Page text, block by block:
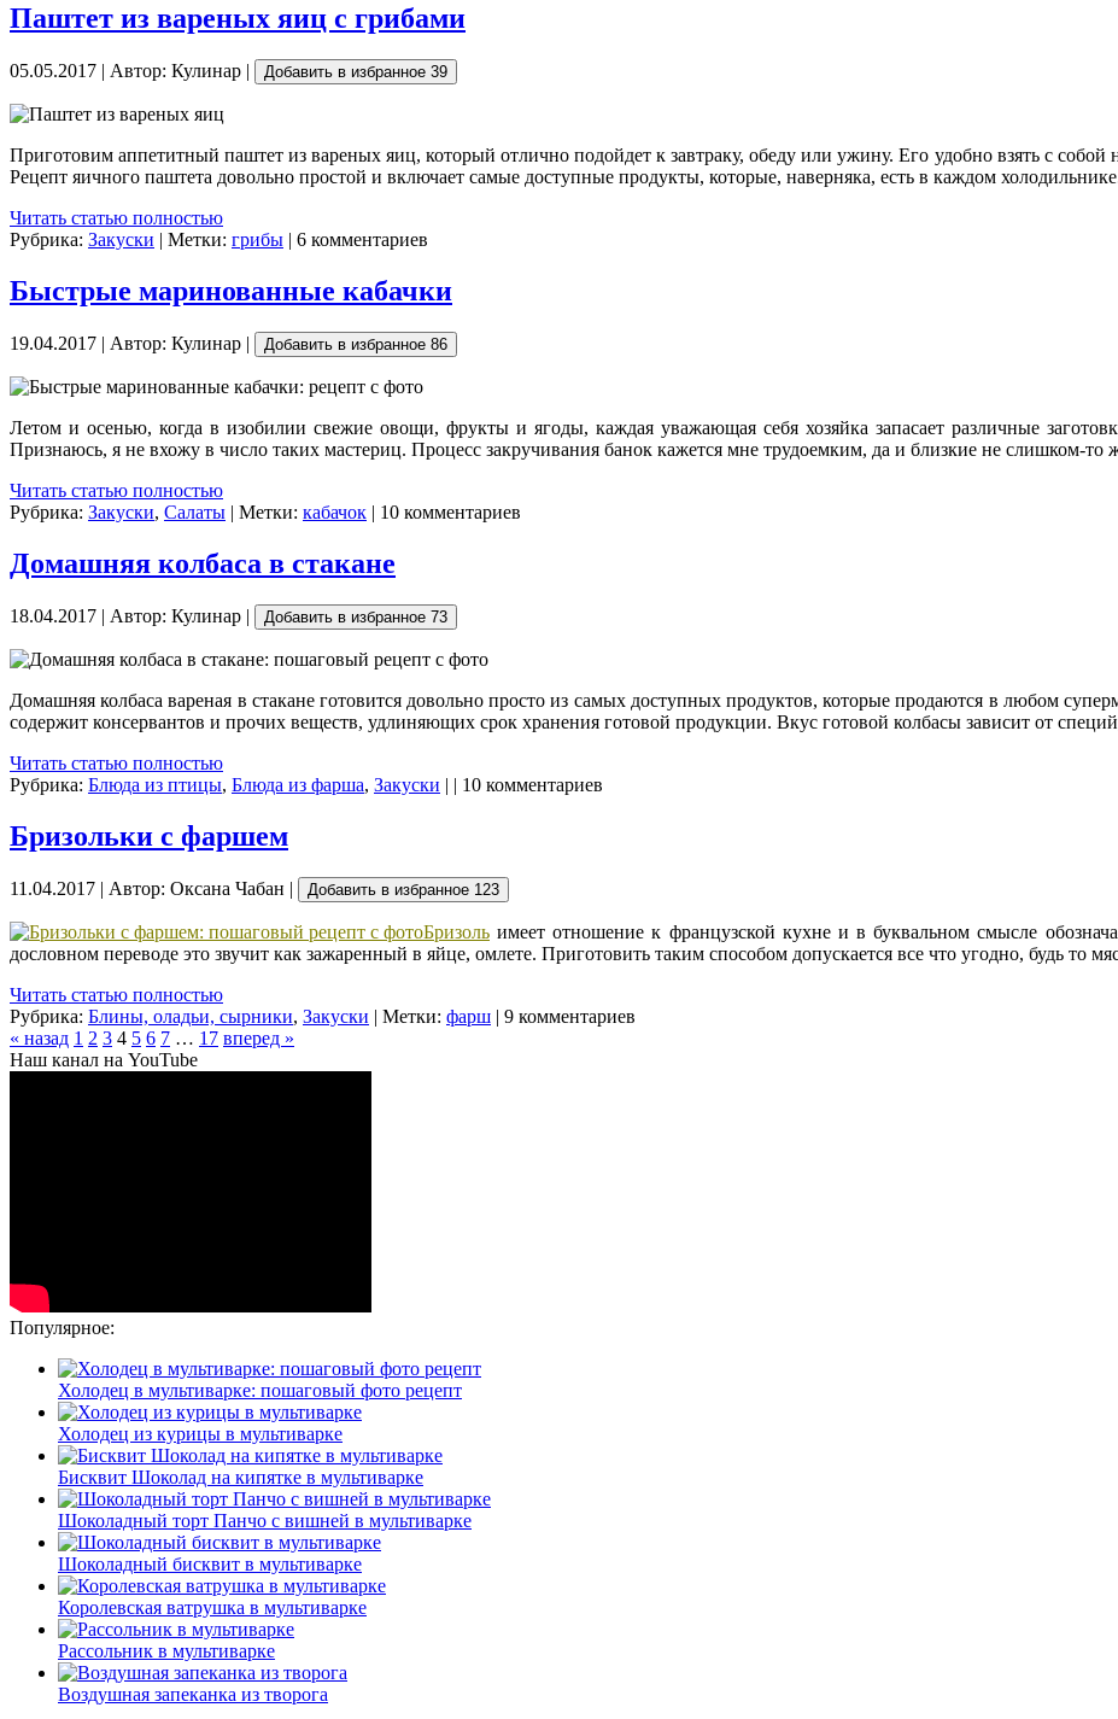
Паштет из вареных яиц с грибами
05.05.2017 | Автор: Кулинар | Добавить в избранное 39
Приготовим аппетитный паштет из вареных яиц, который отлично подойдет к завтраку, обеду или ужину. Его удобно взять с собой
Рецепт яичного паштета довольно простой и включает самые доступные продукты, которые, наверняка, есть в каждом
Читать статью полностью
Рубрика: Закуски | Метки: грибы | 6 комментариев
Быстрые маринованные кабачки
19.04.2017 | Автор: Кулинар | Добавить в избранное 86
Летом и осенью, когда в изобилии свежие овощи, фрукты и ягоды, каждая уважающая себя хозяйка запасает различные
Признаюсь, я не вхожу в число таких мастериц. Процесс закручивания банок кажется мне трудоемким, да и близкие не слишком-
Читать статью полностью
Рубрика: Закуски, Салаты | Метки: кабачок | 10 комментариев
Домашняя колбаса в стакане
18.04.2017 | Автор: Кулинар | Добавить в избранное 73
Домашняя колбаса вареная в стакане готовится довольно просто из самых доступных продуктов, которые продаются в любом
содержит консервантов и прочих веществ, удлиняющих срок хранения готовой продукции. Вкус готовой колбасы зависит от
Читать статью полностью
Рубрика: Блюда из птицы, Блюда из фарша, Закуски | | 10 комментариев
Бризольки с фаршем
11.04.2017 | Автор: Оксана Чабан | Добавить в избранное 123
Бризоль имеет отношение к французской кухне и в буквальном смысле
дословном переводе это звучит как зажаренный в яйце, омлете. Приготовить таким способом допускается все что угодно, будь
Читать статью полностью
Рубрика: Блины, оладьи, сырники, Закуски | Метки: фарш | 9 комментариев
« назад 1 2 3 4 5 6 7 … 17 вперед »
Наш канал на YouTube
Популярное:
Холодец в мультиварке: пошаговый фото рецепт
Холодец из курицы в мультиварке
Бисквит Шоколад на кипятке в мультиварке
Шоколадный торт Панчо с вишней в мультиварке
Шоколадный бисквит в мультиварке
Королевская ватрушка в мультиварке
Рассольник в мультиварке
Воздушная запеканка из творога